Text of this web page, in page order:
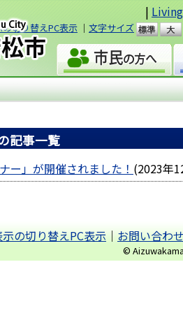
|
の切り替えPC表示 ｜ 文字サイズ
準
会津若松市
記事一覧
ー」が開催されました！ (2023年
の切り替えPC表示｜お問い合わ
©